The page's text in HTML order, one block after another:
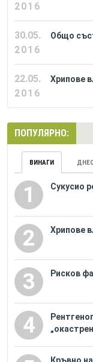
2016
30.05.
2016
Общо
22.05.
2016
Хрипове
ПОПУЛЯРНО:
ВИНАГИ
1 Сукусио
2 Хрипове
3 Рисков
4